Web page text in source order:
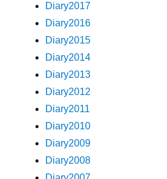
Diary2017
Diary2016
Diary2015
Diary2014
Diary2013
Diary2012
Diary2011
Diary2010
Diary2009
Diary2008